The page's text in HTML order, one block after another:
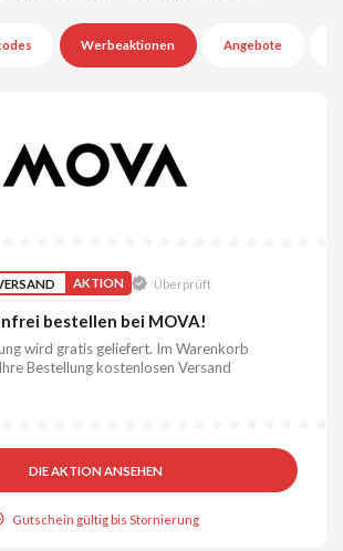
Werbeaktionen Angebote
AKTION Überprüft
bestellen bei MOVA!
wird gratis geliefert. Im Warenkorb
Bestellung kostenlosen Versand
DIE AKTION ANSEHEN
Gutschein gültig bis Stornierung